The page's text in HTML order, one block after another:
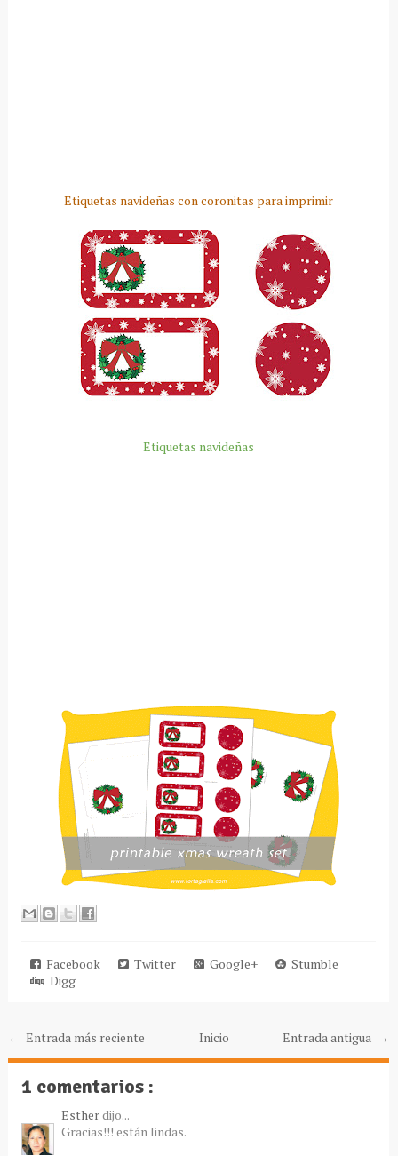
Etiquetas navideñas con coronitas para imprimir
Etiquetas navideñas
Facebook Twitter Google+
Stumble
Digg
← Entrada más reciente Entrada antigua →
Inicio
1 comentarios :
Estherdijo...
Gracias!!! están lindas.